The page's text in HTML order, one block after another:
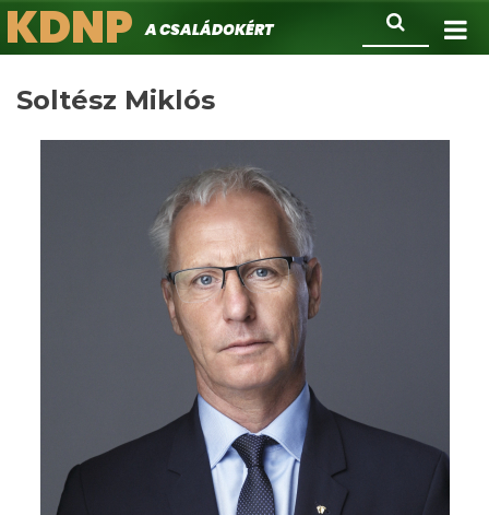
Ugrás
a
Keresés
KDNPA családokért.
Soltész Miklós